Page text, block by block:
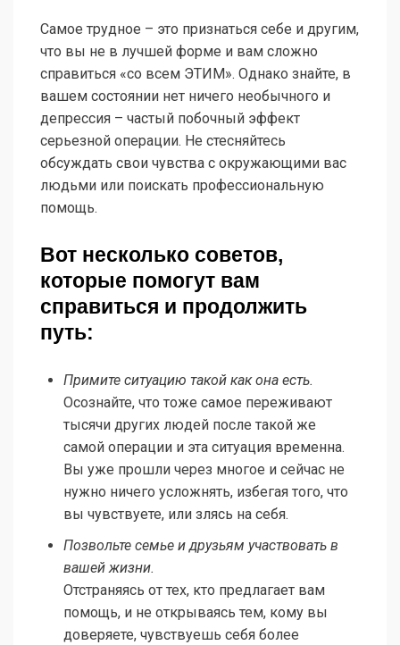
Самое трудное – это признаться себе и другим,
что вы не в лучшей форме и вам сложно
справиться «со всем ЭТИМ». Однако знайте, в
вашем состоянии нет ничего необычного и
депрессия – частый побочный эффект
серьезной операции. Не стесняйтесь
обсуждать свои чувства с окружающими вас
людьми или поискать профессиональную
помощь.
Вот несколько советов,
которые помогут вам
справиться и продолжить
путь:
Примите ситуацию такой как она есть.
Осознайте, что тоже самое переживают
тысячи других людей после такой же
самой операции и эта ситуация временна.
Вы уже прошли через многое и сейчас не
нужно ничего усложнять, избегая того, что
вы чувствуете, или злясь на себя.
Позвольте семье и друзьям участвовать в
вашей жизни.
Отстраняясь от тех, кто предлагает вам
помощь, и не открываясь тем, кому вы
доверяете, чувствуешь себя более